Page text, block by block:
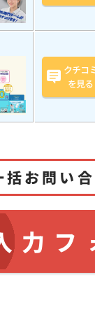
クチコ
を見る
括お問い
力フ